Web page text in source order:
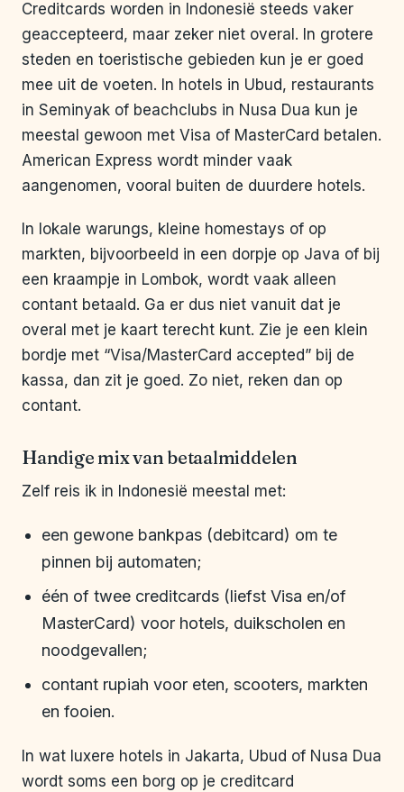
Creditcards worden in Indonesië steeds vaker
geaccepteerd, maar zeker niet overal. In grotere
steden en toeristische gebieden kun je er goed
mee uit de voeten. In hotels in Ubud, restaurants
in Seminyak of beachclubs in Nusa Dua kun je
meestal gewoon met Visa of MasterCard betalen.
American Express wordt minder vaak
aangenomen, vooral buiten de duurdere hotels.
In lokale warungs, kleine homestays of op
markten, bijvoorbeeld in een dorpje op Java of bij
een kraampje in Lombok, wordt vaak alleen
contant betaald. Ga er dus niet vanuit dat je
overal met je kaart terecht kunt. Zie je een klein
bordje met “Visa/MasterCard accepted” bij de
kassa, dan zit je goed. Zo niet, reken dan op
contant.
Handige mix van betaalmiddelen
Zelf reis ik in Indonesië meestal met:
een gewone bankpas (debitcard) om te
pinnen bij automaten;
één of twee creditcards (liefst Visa en/of
MasterCard) voor hotels, duikscholen en
noodgevallen;
contant rupiah voor eten, scooters, markten
en fooien.
In wat luxere hotels in Jakarta, Ubud of Nusa Dua
wordt soms een borg op je creditcard